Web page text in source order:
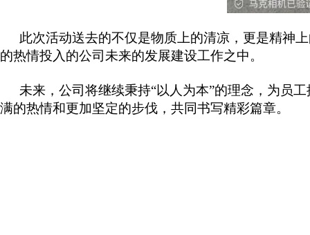
此次活动送去的不仅是物质上的清凉，更是精神
的热情投入的公司未来的发展建设工作之中。
未来，公司将继续秉持“以人为本”的理念，为员
满的热情和更加坚定的步伐，共同书写精彩篇章。